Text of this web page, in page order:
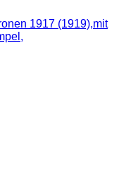
1917 (1919),mit